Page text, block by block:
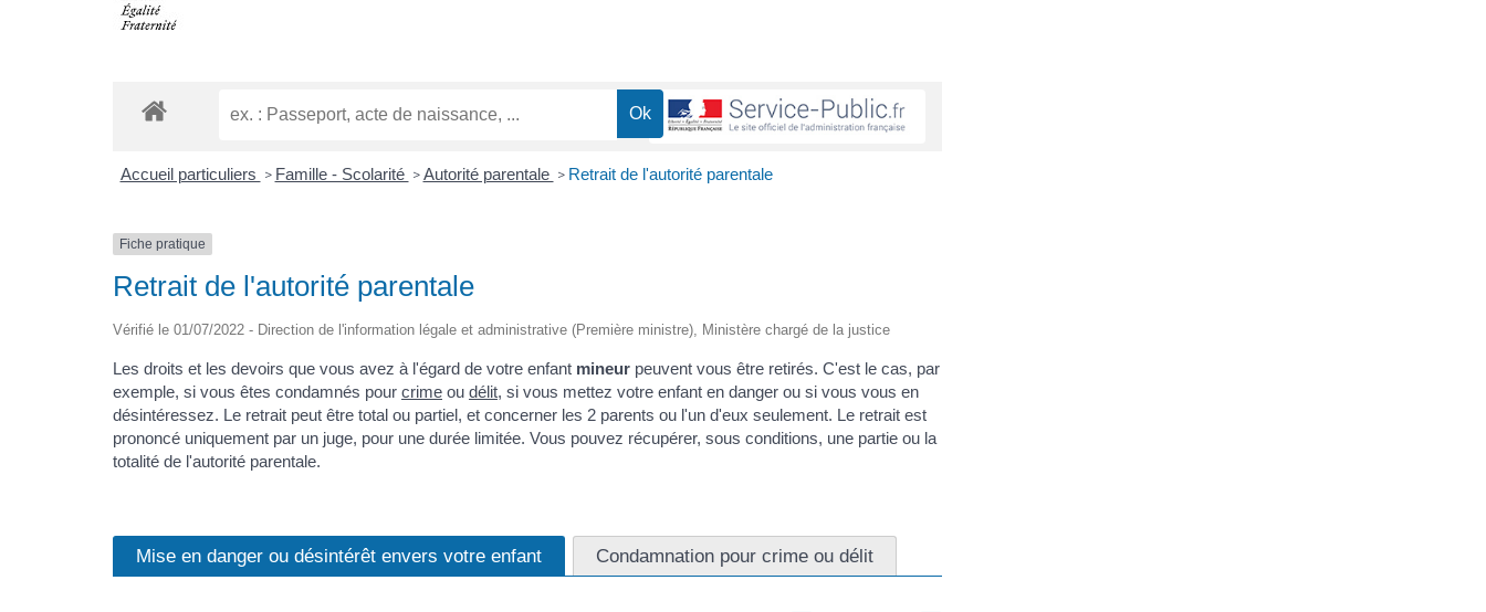
Accueil particuliers > Famille - Scolarité > Autorité parentale > Retrait de l'autorité parentale
Fiche pratique
Retrait de l'autorité parentale
Vérifié le 01/07/2022 - Direction de l'information légale et administrative (Première ministre), Ministère chargé de la justice
Les droits et les devoirs que vous avez à l'égard de votre enfant mineur peuvent vous être retirés. C'est le cas, par
exemple, si vous êtes condamnés pour crime ou délit, si vous mettez votre enfant en danger ou si vous vous en
désintéressez. Le retrait peut être total ou partiel, et concerner les 2 parents ou l'un d'eux seulement. Le retrait est
prononcé uniquement par un juge, pour une durée limitée. Vous pouvez récupérer, sous conditions, une partie ou la
totalité de l'autorité parentale.
Mise en danger ou désintérêt envers votre enfant Condamnation pour crime ou délit